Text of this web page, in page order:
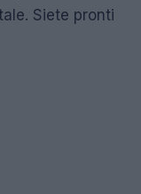
Siete pronti